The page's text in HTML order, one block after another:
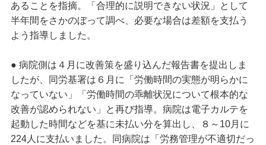
あることを指摘。「合理的に説明できない状況」として
半年間をさかのぼって調べ、必要な場合は差額を支払う
よう指導しました。
● 病院側は４月に改善策を盛り込んだ報告書を提出しま
したが、同労基署は６月に「労働時間の実態が明らかに
なっていない」「労働時間の乖離状況について根本的な
改善が認められない」と再び指導。病院は電子カルテを
起動した時間などを基に未払い分を算出し、８～10月に
224人に支払いました。同病院は「労務管理が不適切だっ